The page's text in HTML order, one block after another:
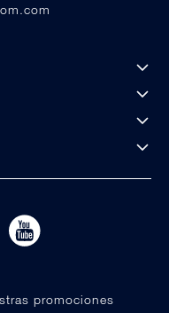
promociones